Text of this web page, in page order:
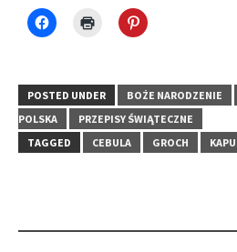
Click
to
in
new
window)
Click
window)
Click
to
in
new
window)
POSTED UNDER BOŻE NARODZENIE
POLSKA
PRZEPISY ŚWIĄTECZNE
TAGGED
CEBULA GROCH